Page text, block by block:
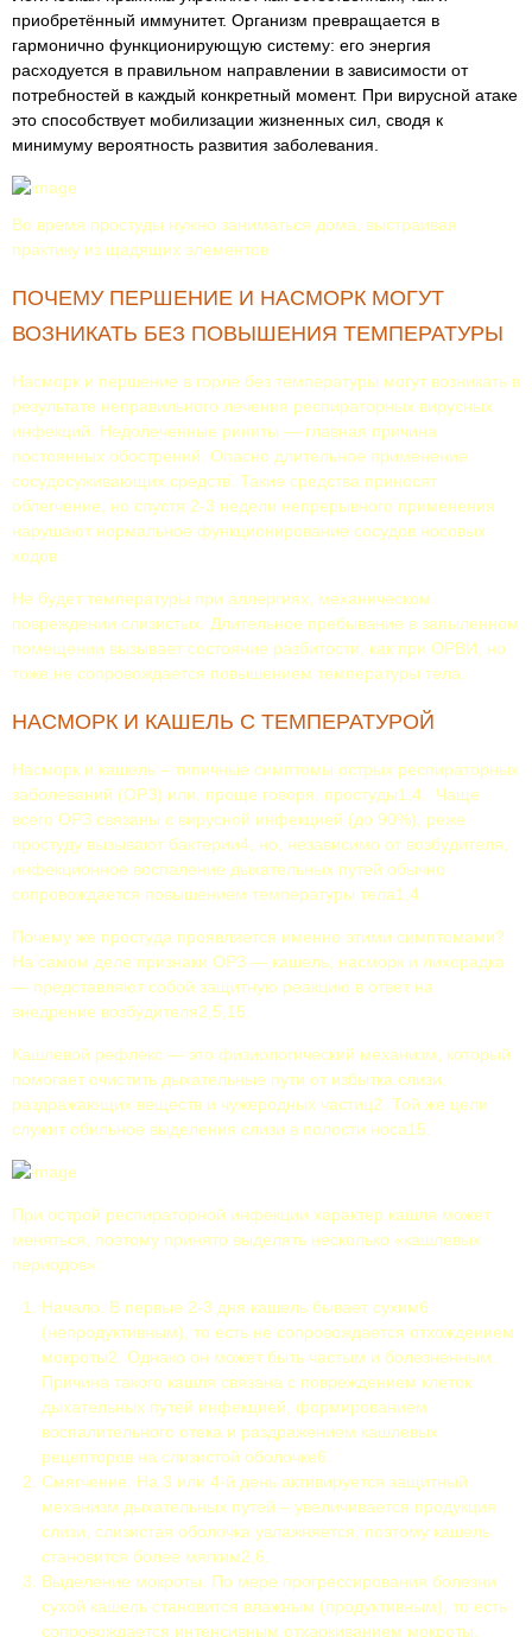
приобретённый иммунитет. Организм превращается в
гармонично функционирующую систему: его энергия
расходуется в правильном направлении в зависимости от
потребностей в каждый конкретный момент. При вирусной атаке
это способствует мобилизации жизненных сил, сводя к
минимуму вероятность развития заболевания.
Во время простуды нужно заниматься дома, выстраивая
практику из щадящих элементов
ПОЧЕМУ ПЕРШЕНИЕ И НАСМОРК МОГУТ
ВОЗНИКАТЬ БЕЗ ПОВЫШЕНИЯ ТЕМПЕРАТУРЫ
Насморк и першение в горле без температуры могут возникать в
результате неправильного лечения респираторных вирусных
инфекций. Недолеченные риниты — главная причина
постоянных обострений. Опасно длительное применение
сосудосуживающих средств. Такие средства приносят
облегчение, но спустя 2-3 недели непрерывного применения
нарушают нормальное функционирование сосудов носовых
ходов.
Не будет температуры при аллергиях, механическом
повреждении слизистых. Длительное пребывание в запыленном
помещении вызывает состояние разбитости, как при ОРВИ, но
тоже не сопровождается повышением температуры тела.
НАСМОРК И КАШЕЛЬ С ТЕМПЕРАТУРОЙ
Насморк и кашель – типичные симптомы острых респираторных
заболеваний (ОРЗ) или, проще говоря, простуды1,4. Чаще
всего ОРЗ связаны с вирусной инфекцией (до 90%), реже
простуду вызывают бактерии4, но, независимо от возбудителя,
инфекционное воспаление дыхательных путей обычно
сопровождается повышением температуры тела1,4.
Почему же простуда проявляется именно этими симптомами?
На самом деле признаки ОРЗ — кашель, насморк и лихорадка
— представляют собой защитную реакцию в ответ на
внедрение возбудителя2,5,15.
Кашлевой рефлекс — это физиологический механизм, который
помогает очистить дыхательные пути от избытка слизи,
раздражающих веществ и чужеродных частиц2. Той же цели
служит обильное выделения слизи в полости носа15.
При острой респираторной инфекции характер кашля может
меняться, поэтому принято выделять несколько «кашлевых
периодов»:
Начало. В первые 2-3 дня кашель бывает сухим6
(непродуктивным), то есть не сопровождается отхождением
мокроты2. Однако он может быть частым и болезненным.
Причина такого кашля связана с повреждением клеток
дыхательных путей инфекцией, формированием
воспалительного отека и раздражением кашлевых
рецепторов на слизистой оболочке6.
Смягчение. На 3 или 4-й день активируется защитный
механизм дыхательных путей – увеличивается продукция
слизи, слизистая оболочка увлажняется, поэтому кашель
становится более мягким2,6.
Выделение мокроты. По мере прогрессирования болезни
сухой кашель становится влажным (продуктивным), то есть
сопровождается интенсивным отхаркиванием мокроты.